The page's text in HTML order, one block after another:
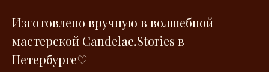
Изготовлено вручную в волшебной
мастерской Сandelae.Stories в
Петербурге♡